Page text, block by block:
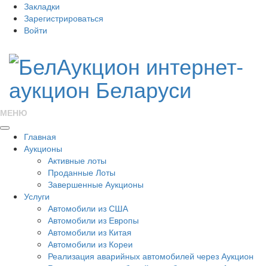
Закладки
Зарегистрироваться
Войти
МЕНЮ
Главная
Аукционы
Активные лоты
Проданные Лоты
Завершенные Аукционы
Услуги
Автомобили из США
Автомобили из Европы
Автомобили из Китая
Автомобили из Кореи
Реализация аварийных автомобилей через Аукцион